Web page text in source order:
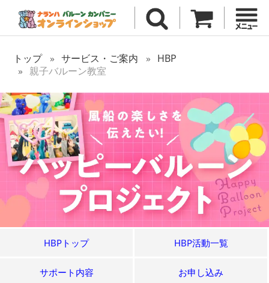
トップ サービス・ご案内
HBP
親子バルーン教室
HBPトップ HBP活動一覧
サポート内容 お申し込み